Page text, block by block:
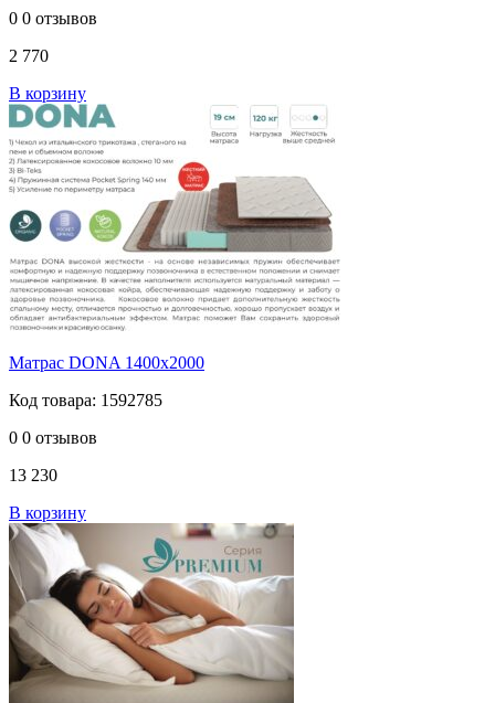
0 0 отзывов
2 770
В корзину
Матрас DONA 1400х2000
Код товара: 1592785
0 0 отзывов
13 230
В корзину